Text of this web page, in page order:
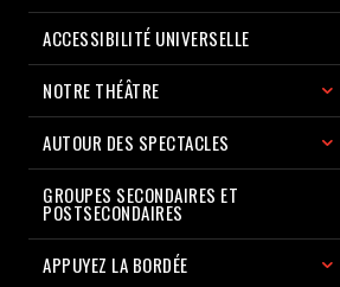
ACCESSIBILITÉ UNIVERSELLE
NOTRE THÉÂTRE
AUTOUR DES SPECTACLES
GROUPES SECONDAIRES ET
POSTSECONDAIRES
APPUYEZ LA BORDÉE